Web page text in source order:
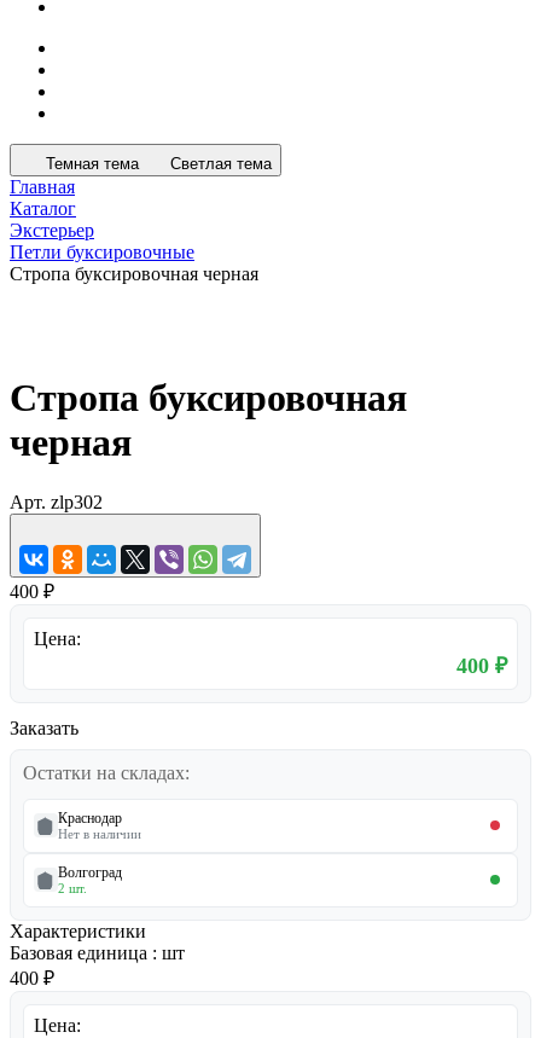
Темная тема Светлая тема
Главная
Каталог
Экстерьер
Петли буксировочные
Стропа буксировочная черная
Стропа буксировочная
черная
Арт. zlp302
400 ₽
Цена:
400 ₽
Заказать
Остатки на складах:
Краснодар
Нет в наличии
Волгоград
2 шт.
Характеристики
Базовая единица : шт
400 ₽
Цена: